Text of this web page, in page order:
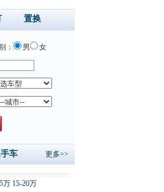
置换
： 男 女
车 更多>>
万 15-20万